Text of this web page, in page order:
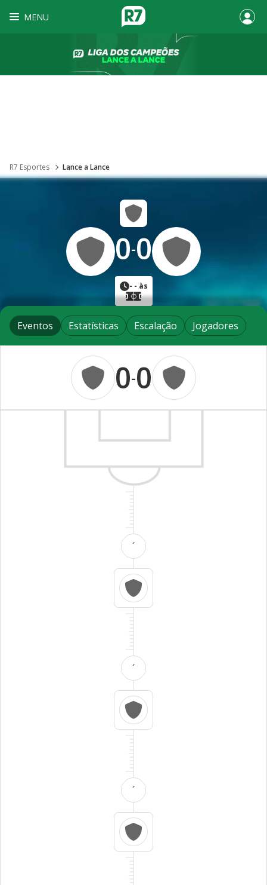
MENU
R7 Esportes Lance a Lance
0-0
- - às
Eventos Estatísticas Escalação Jogadores
0-0
´
´
´